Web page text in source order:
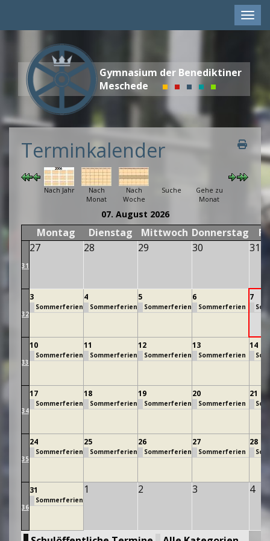
Gymnasium der Benediktiner
Meschede
Terminkalender
Nach Jahr
Nach
Monat
Nach
Woche
Suche
Gehe zu
Monat
07. August 2026
Montag Dienstag Mittwoch Donnerstag
31
27 28 29 30 31
32
3
Sommerferien
4
Sommerferien
5
Sommerferien
6
Sommerferien
7
33
10
Sommerferien
11
Sommerferien
12
Sommerferien
13
Sommerferien
14
34
17
Sommerferien
18
Sommerferien
19
Sommerferien
20
Sommerferien
21
35
24
Sommerferien
25
Sommerferien
26
Sommerferien
27
Sommerferien
28
36
31
Sommerferien
1 2 3 4